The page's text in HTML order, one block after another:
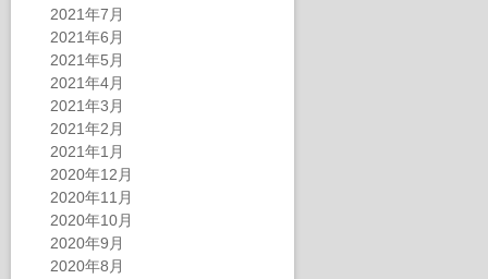
2021年7月
2021年6月
2021年5月
2021年4月
2021年3月
2021年2月
2021年1月
2020年12月
2020年11月
2020年10月
2020年9月
2020年8月